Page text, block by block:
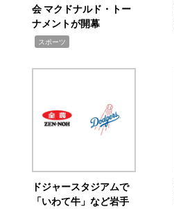
会 マクドナルド・トー
ナメントが開幕
スポーツ
ドジャースタジアムで
「いわて牛」など岩手